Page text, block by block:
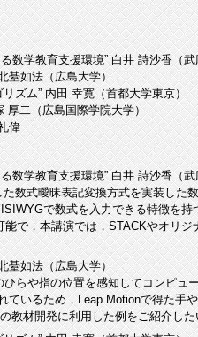
数学教育支援環境” 白井 詩沙香（
䑓如法（広島大学）
ズム” 内田 幸寛（首都大学東京）
厚二（広島国際学院大学）
偉
数学教育支援環境” 白井 詩沙香（
式曖昧表記変換方式を実装した
で数式を入力できる特徴を
で，本講演では，STACKやオリ
䑓如法（広島大学）
や指の位置を感知してコンピュ
いるため，Leap Motionで得た手
教材開発に利用した例をご紹介し